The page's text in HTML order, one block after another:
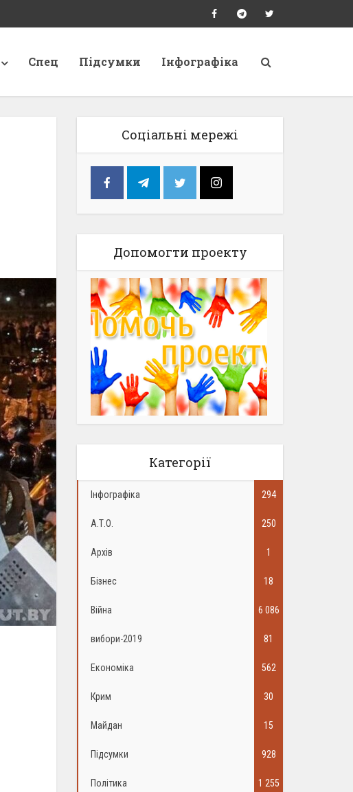
Спец Підсумки Інфографіка
Соціальні мережі
Допомогти проекту
Категорії
Інфографіка 294
А.Т.О. 250
Архів 1
Бізнес 18
Війна 6 086
вибори-2019 81
Економіка 562
Крим 30
Майдан 15
Підсумки 928
Політика 1 255